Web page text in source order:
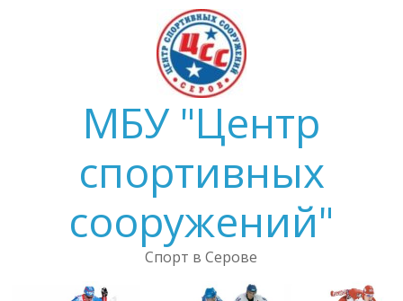
МБУ "Центр
спортивных
сооружений"
Спорт в Серове